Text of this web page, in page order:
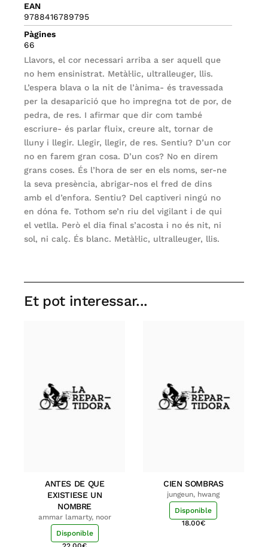
EAN
9788416789795
Pàgines
66
Llavors, el cor necessari arriba a ser aquell que
no hem ensinistrat. Metàl·lic, ultralleuger, llis.
L’espera blava o la nit de l’ànima- és travessada
per la desaparició que ho impregna tot de por, de
pedra, de res. I afirmar que dir com també
escriure- és parlar fluix, creure alt, tornar de
lluny i llegir. Llegir, llegir, de res. Sentiu? D’un cor
no en farem gran cosa. D’un cos? No en direm
grans coses. És l’hora de ser en els noms, ser-ne
la seva presència, abrigar-nos el fred de dins
amb el d’enfora. Sentiu? Del captiveri ningú no
en dóna fe. Tothom se’n riu del vigilant i de qui
el vetlla. Però el dia final s’acosta i no és nit, ni
sol, ni calç. És blanc. Metàl·lic, ultralleuger, llis.
Et pot interessar...
ANTES DE QUE
EXISTIESE UN
NOMBRE
ammar lamarty, noor
Disponible
CIEN SOMBRAS
jungeun, hwang
Disponible
18.00€